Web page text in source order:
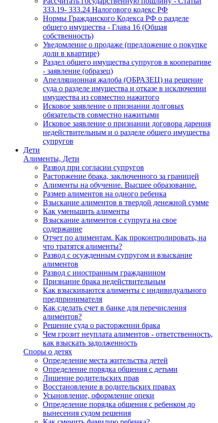
333.19- 333.24 Налогового кодекс РФ
Нормы Гражданского Кодекса РФ о разделе
общего имущества - Глава 16 (Общая
собственность)
Уведомление о продаже (предложение о покупке
доли в квартире)
Раздел общего имущества супругов в кооперативе
- заявление (образец)
Апелляционная жалоба (ОБРАЗЕЦ) на решение
суда о разделе имущества и отказе в исключении
имущества из совместно нажитого
Исковое заявление о признании долговых
обязательств совместно нажитыми
Исковое заявление о признании договора дарения
недействительным и о разделе общего имущества
супругов
Дети
Алименты, Дети
Развод при согласии супругов
Расторжение брака, заключенного за границей
Алименты на обучение. Высшее образование.
Размер алиментов на одного ребенка
Взыскание алиментов в твердой денежной сумме
Как уменьшить алименты
Взыскание алиментов с супруга на свое
содержание
Отчет по алиментам. Как проконтролировать, на
что тратятся алименты?
Развод с осужденным супругом и взыскание
алиментов
Развод с иностранным гражданином
Признание брака недействительным
Как взыскиваются алименты с индивидуального
предпринимателя
Как сделать счет в банке для перечисления
алиментов?
Решение суда о расторжении брака
Чем грозит неуплата алиментов - ответственность,
как взыскать задолженность
Споры о детях
Определение места жительства детей
Определение порядка общения с детьми
Лишение родительских прав
Восстановление в родительских правах
Усыновление, оформление опеки
Определение порядка общения с ребенком до
вынесения судом решения